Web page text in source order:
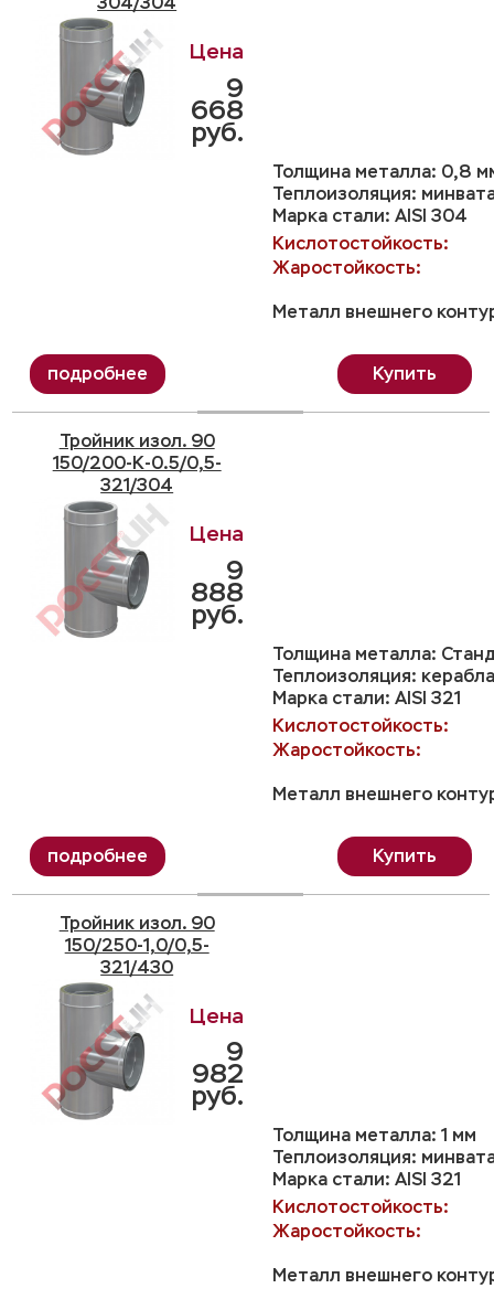
Толщина металла: 0,8
Теплоизоляция:
Марка стали: AISI 304
Кислотостойкость:
Жаростойкость:
Металл внешнего
9
668
руб.
Купить
Тройник изол. 90
150/200-K-0.5/0,5-
321/304
Толщина металла:
Теплоизоляция:
Марка стали: AISI 321
Кислотостойкость:
Жаростойкость:
Металл внешнего
9
888
руб.
Купить
Тройник изол. 90
150/250-1,0/0,5-
321/430
Толщина металла: 1 мм
Теплоизоляция:
Марка стали: AISI 321
Кислотостойкость:
Жаростойкость:
Металл внешнего
9
982
руб.